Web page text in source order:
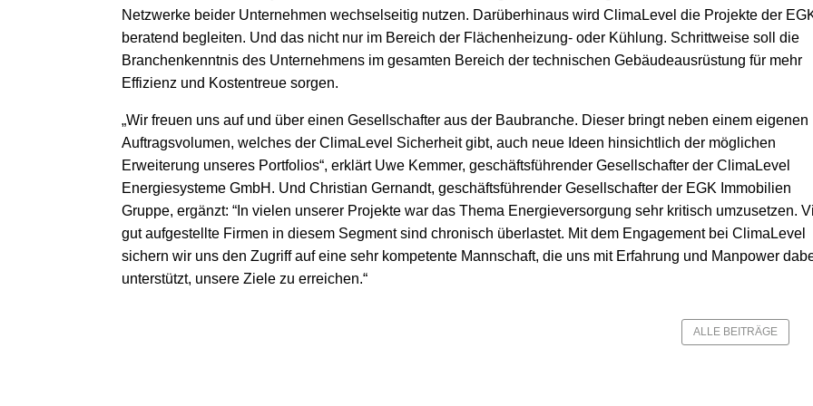
Netzwerke beider Unternehmen wechselseitig nutzen. Darüberhinaus wird ClimaLevel die Projekte der
beratend begleiten. Und das nicht nur im Bereich der Flächenheizung- oder Kühlung. Schrittweise soll die
Branchenkenntnis des Unternehmens im gesamten Bereich der technischen Gebäudeausrüstung für mehr
Effizienz und Kostentreue sorgen.
„Wir freuen uns auf und über einen Gesellschafter aus der Baubranche. Dieser bringt neben einem eigenen
Auftragsvolumen, welches der ClimaLevel Sicherheit gibt, auch neue Ideen hinsichtlich der möglichen
Erweiterung unseres Portfolios“, erklärt Uwe Kemmer, geschäftsführender Gesellschafter der ClimaLevel
Energiesysteme GmbH. Und Christian Gernandt, geschäftsführender Gesellschafter der EGK Immobilien
Gruppe, ergänzt: “In vielen unserer Projekte war das Thema Energieversorgung sehr kritisch umzusetzen.
gut aufgestellte Firmen in diesem Segment sind chronisch überlastet. Mit dem Engagement bei ClimaLevel
sichern wir uns den Zugriff auf eine sehr kompetente Mannschaft, die uns mit Erfahrung und Manpower
unterstützt, unsere Ziele zu erreichen.“
ALLE BEITRÄGE